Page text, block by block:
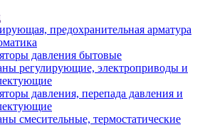
предохранительная арматура
давления бытовые
регулирующие, электроприводы и
давления, перепада давления и
смесительные, термостатические